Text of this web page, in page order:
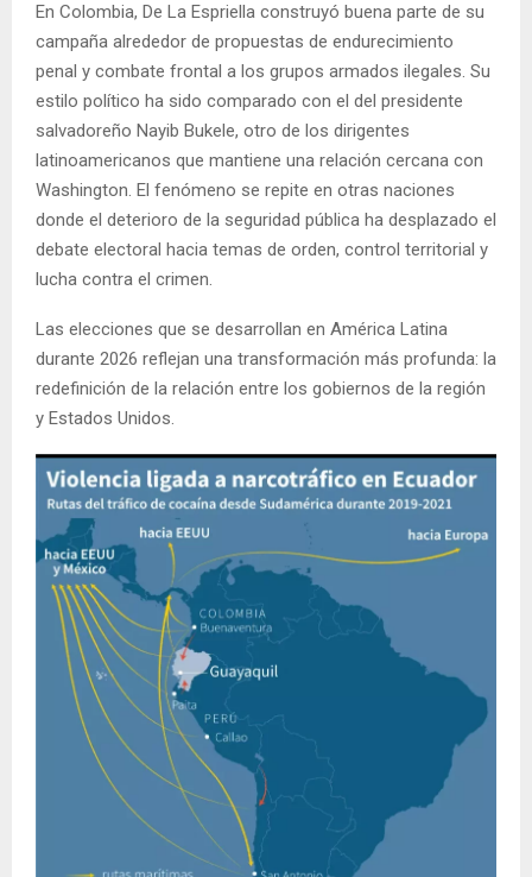
En Colombia, De La Espriella construyó buena parte de su
campaña alrededor de propuestas de endurecimiento
penal y combate frontal a los grupos armados ilegales. Su
estilo político ha sido comparado con el del presidente
salvadoreño Nayib Bukele, otro de los dirigentes
latinoamericanos que mantiene una relación cercana con
Washington. El fenómeno se repite en otras naciones
donde el deterioro de la seguridad pública ha desplazado el
debate electoral hacia temas de orden, control territorial y
lucha contra el crimen.
Las elecciones que se desarrollan en América Latina
durante 2026 reflejan una transformación más profunda: la
redefinición de la relación entre los gobiernos de la región
y Estados Unidos.